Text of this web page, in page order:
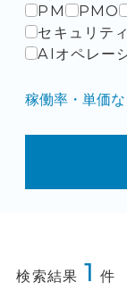
法人の方は
PM
PMO
セキュリテ
AIオペレー
稼働率・単価
検索結果 1 件